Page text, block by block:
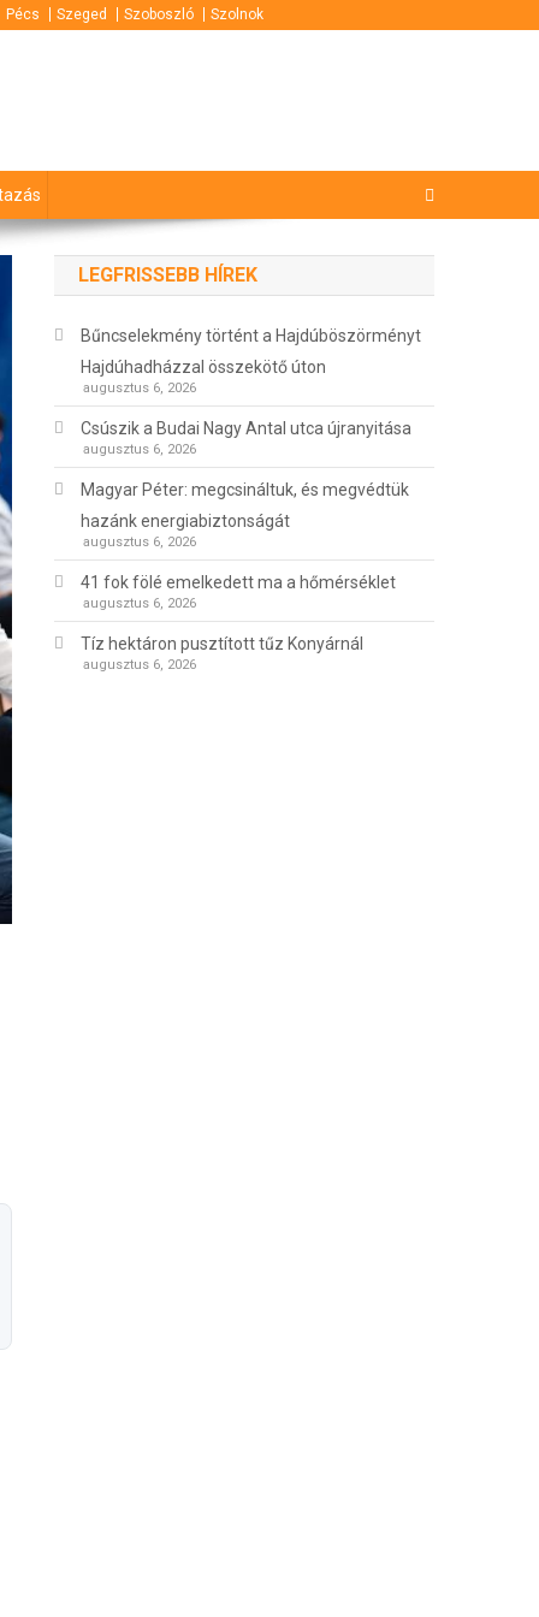
Pécs Szeged Szoboszló Szolnok
LEGFRISSEBB HÍREK
Bűncselekmény történt a Hajdúböszörményt
Hajdúhadházzal összekötő úton
augusztus 6, 2026
Csúszik a Budai Nagy Antal utca újranyitása
augusztus 6, 2026
Magyar Péter: megcsináltuk, és megvédtük
hazánk energiabiztonságát
augusztus 6, 2026
41 fok fölé emelkedett ma a hőmérséklet
augusztus 6, 2026
Tíz hektáron pusztított tűz Konyárnál
augusztus 6, 2026